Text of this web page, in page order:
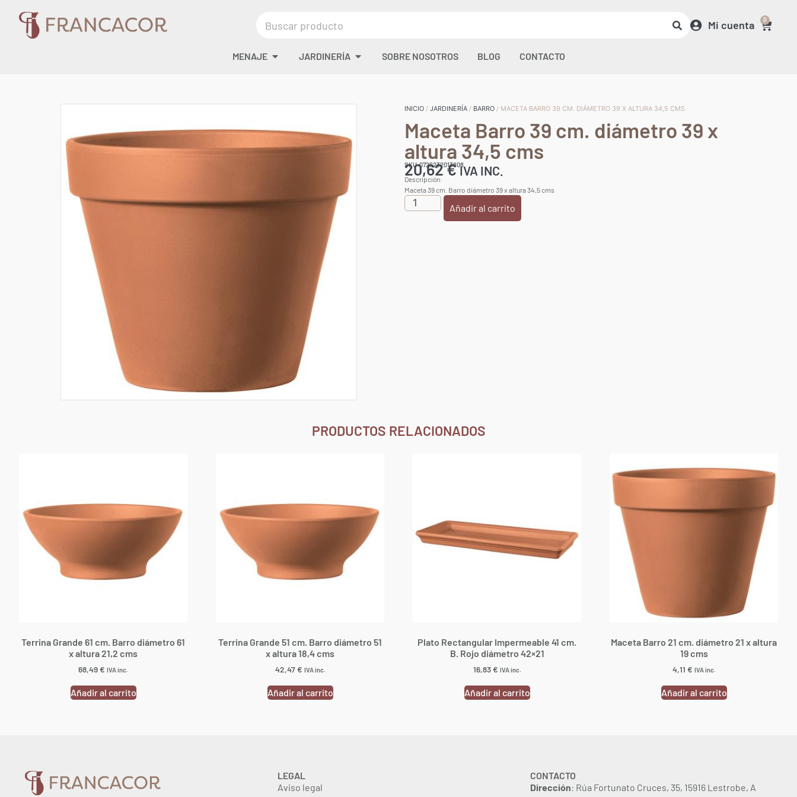
Mi cuenta 0
MENAJE JARDINERÍA SOBRE NOSOTROS BLOG CONTACTO
INICIO / JARDINERÍA / BARRO / MACETA BARRO 39 CM. DIÁMETRO 39 X ALTURA 34,5 CMS
Maceta Barro 39 cm. diámetro 39 x
altura 34,5 cms
SKU:0726232013808
20,62€IVA INC.
Descripción:
Maceta 39 cm. Barro diámetro 39 x altura 34,5 cms
Añadir al carrito
PRODUCTOS RELACIONADOS
Terrina Grande 61 cm. Barro diámetro 61
x altura 21,2 cms
68,49€ IVA inc.
Añadir al carrito
Terrina Grande 51 cm. Barro diámetro 51
x altura 18,4 cms
42,47€ IVA inc.
Añadir al carrito
Plato Rectangular Impermeable 41 cm.
B. Rojo diámetro 42×21
16,83€ IVA inc.
Añadir al carrito
Maceta Barro 21 cm. diámetro 21 x altura
19 cms
4,11 € IVA inc.
Añadir al carrito
LEGAL
Aviso legal
CONTACTO
Dirección: Rúa Fortunato Cruces, 35, 15916 Lestrobe, A